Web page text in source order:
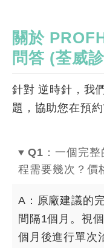
關於
問答 (荃威
針對 逆時針，我
題，協助您在預
Q1：一個完
程需要幾次？價
A：原廠建議的
間隔1個月。視
個月後進行單次